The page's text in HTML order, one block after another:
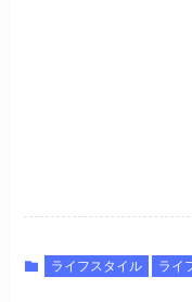
ライフスタイル ライ